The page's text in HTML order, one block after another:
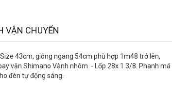
VẬN CHUYỂN
43cm, gióng ngang 54cm phù hợp 1m48 trở lên,
vặn Shimano Vành nhôm - Lốp 28x 1 3/8. Phanh má
đèn tự động sáng.